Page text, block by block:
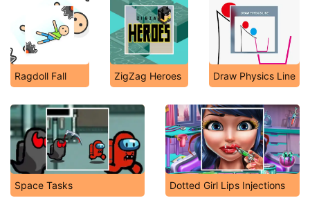
Ragdoll Fall ZigZag Heroes Draw Physics Line
Space Tasks Dotted Girl Lips Injections